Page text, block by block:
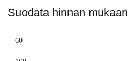
Suodata hinnan mukaan